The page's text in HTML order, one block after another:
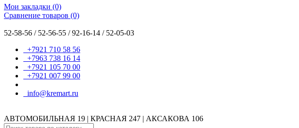
Мои закладки (0)
Сравнение товаров (0)
52-58-56 / 52-56-55 / 92-16-14 / 52-05-03
+7921 710 58 56
+7963 738 16 14
+7921 105 70 00
+7921 007 99 00
info@kremart.ru
АВТОМОБИЛЬНАЯ 19 | КРАСНАЯ 247 | АКСАКОВА 106